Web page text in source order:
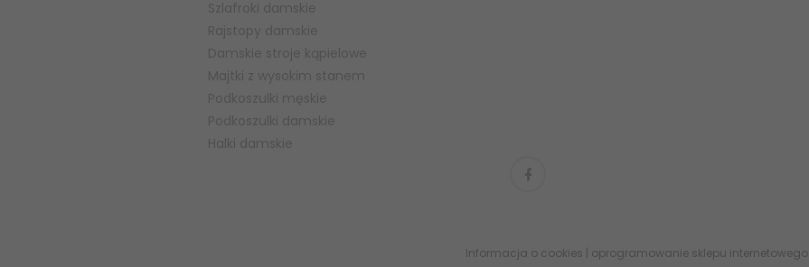
Szlafroki damskie
Rajstopy damskie
Damskie stroje kąpielowe
Majtki z wysokim stanem
Podkoszulki męskie
Podkoszulki damskie
Halki damskie
Informacja o cookies oprogramowanie sklepu internetowego